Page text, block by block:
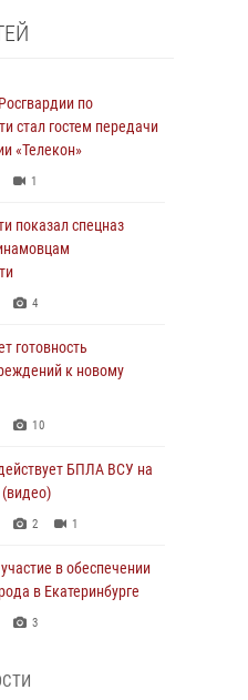
по
стал гостем передачи
«Телекон»
1
показал спецназ
4
готовность
к новому
10
БПЛА ВСУ на
2 1
в обеспечении
в Екатеринбурге
3